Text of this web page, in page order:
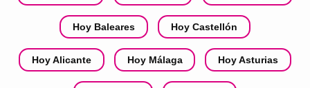
Hoy Baleares Hoy Castellón
Hoy Alicante Hoy Málaga Hoy Asturias